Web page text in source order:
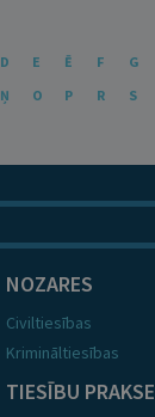
D E Ē F G
Ņ O P R S
NOZARES
Civiltiesības
Krimināltiesības
TIESĪBU PRAKSE